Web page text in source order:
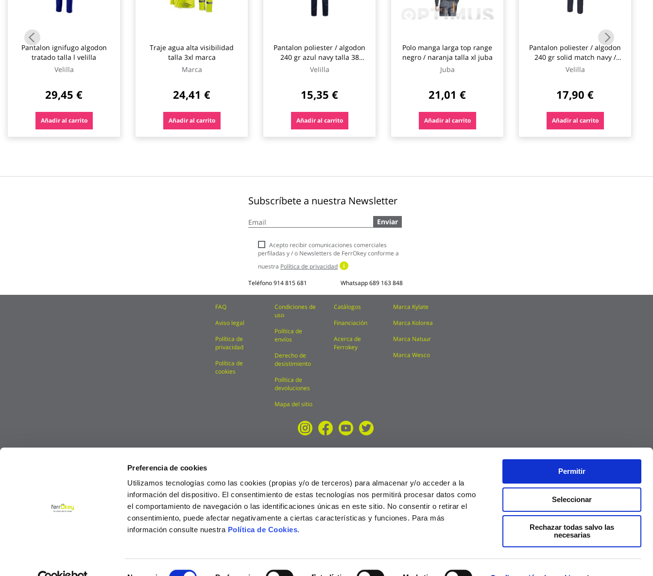
Preferencia de cookies
Utilizamos tecnologías como las cookies (propias y/o de terceros) para almacenar y/o acceder a la
información del dispositivo. El consentimiento de estas tecnologías nos permitirá procesar datos como
el comportamiento de navegación o las identificaciones únicas en este sitio. No consentir o retirar el
consentimiento, puede afectar negativamente a ciertas características y funciones. Para más
información consulte nuestra Política de Cookies.
Permitir
Seleccionar
Rechazar todas salvo las
necesarias
Pantalon ignifugo algodon
tratado talla l velilla
Velilla
29,45 €
Añadir al carrito
Traje agua alta visibilidad
talla 3xl marca
Marca
24,41 €
Añadir al carrito
Pantalon poliester / algodon
240 gr azul navy talla 38
velilla
Velilla
15,35 €
Añadir al carrito
Polo manga larga top range
negro / naranja talla xl juba
Juba
21,01 €
Añadir al carrito
Pantalon poliester / algodon
240 gr solid match navy /
negro talla 44 velilla
Velilla
17,90 €
Añadir al carrito
Subscríbete a nuestra Newsletter
a
boletín
noticias:
Enviar
Acepto recibir comunicaciones comerciales
perfiladas y / o Newsletters de FerrOkey conforme a
nuestra Política de privacidad
Teléfono914 815 681 Whatsapp689 163 848
FAQ
Aviso legal
Política de
privacidad
Política de
cookies
Condiciones de
uso
Política de
envíos
Derecho de
desistimiento
Política de
devoluciones
Mapa del sitio
Catálogos
Financiación
Acerca de
Ferrokey
Marca Kylate
Marca Kolorea
Marca Natuur
Marca Wesco